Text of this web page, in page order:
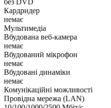
без DVD
Кардридер
немає
Мультимедіа
Вбудована веб-камера
немає
Вбудований мікрофон
немає
Вбудовані динаміки
немає
Комунікаційні можливості
Провідна мережа (LAN)